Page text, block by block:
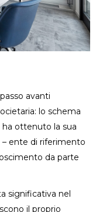
avanti
lo schema
ha ottenuto la sua
– ente di riferimento
da parte
significativa nel
il proprio